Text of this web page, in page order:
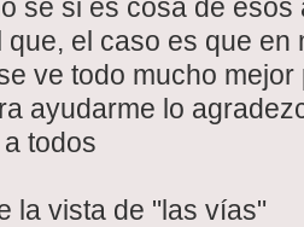
se si es cosa de esos
que, el caso es que en
ve todo mucho
ayudarme lo
todos
la vista de "las vías"